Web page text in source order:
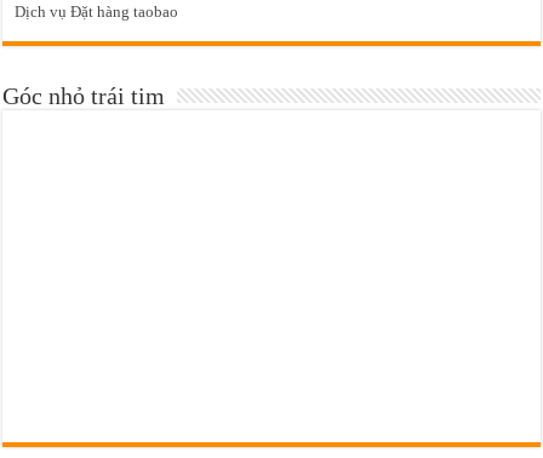
Dịch vụ Đặt hàng taobao
Góc nhỏ trái tim